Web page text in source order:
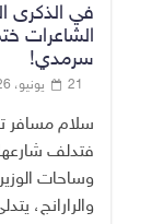
في الذكرى
الشاعرات
سرمدي!
21 يونيو، 2026
سلام مسافر
فتدلف
وساحات
والرارانج،